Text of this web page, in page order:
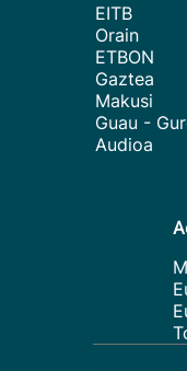
EITB
Orain
ETBON
Gaztea
Makusi
Guau -
Audioa